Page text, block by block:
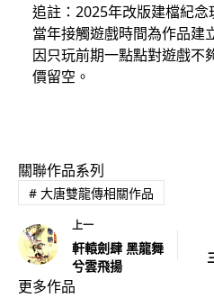
追註：2025年改版建檔紀念
當年接觸遊戲時間為作品建
因只玩前期一點點對遊戲不
價留空。
關聯作品系列
#大唐雙龍傳相關作品
上一
軒轅劍肆 黑龍舞
兮雲飛揚
更多作品